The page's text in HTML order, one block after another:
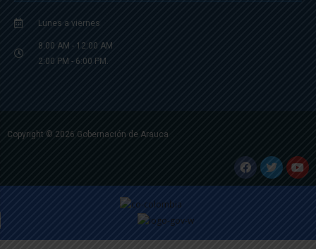
Lunes a viernes
8:00 AM - 12:00 AM
2:00 PM - 6:00 PM.
Copyright © 2026 Gobernación de Arauca